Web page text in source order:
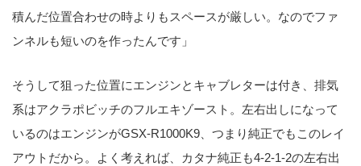
積んだ位置合わせの時よりもスペースが厳しい。なのでファ
ンネルも短いのを作ったんです」
そうして狙った位置にエンジンとキャブレターは付き、排気
系はアクラポビッチのフルエキゾースト。左右出しになって
いるのはエンジンがGSX-R1000K9、つまり純正でもこのレイ
アウトだから。よく考えれば、カタナ純正も4-2-1-2の左右出